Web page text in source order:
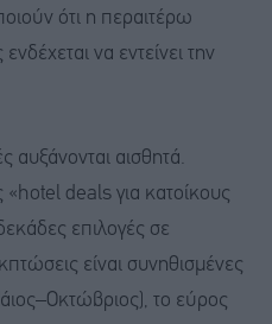
ότι η περαιτέρω
να εντείνει την
αυξάνονται αισθητά.
deals για κατοίκους
επιλογές σε
είναι συνηθισμένες
το εύρος